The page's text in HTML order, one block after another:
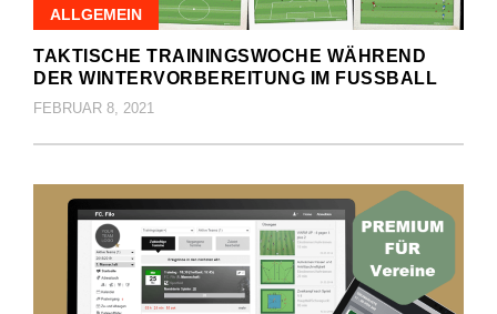
ALLGEMEIN
TAKTISCHE TRAININGSWOCHE WÄHREND
DER WINTERVORBEREITUNG IM FUSSBALL
FEBRUAR 8, 2021